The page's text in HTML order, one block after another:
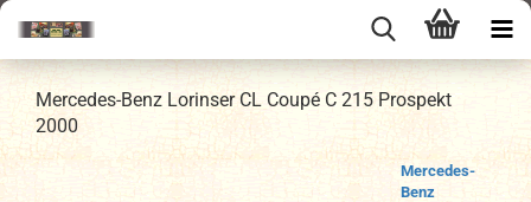
Mercedes-Benz Lorinser CL Coupé C 215 Prospekt
2000
Mercedes-
Benz